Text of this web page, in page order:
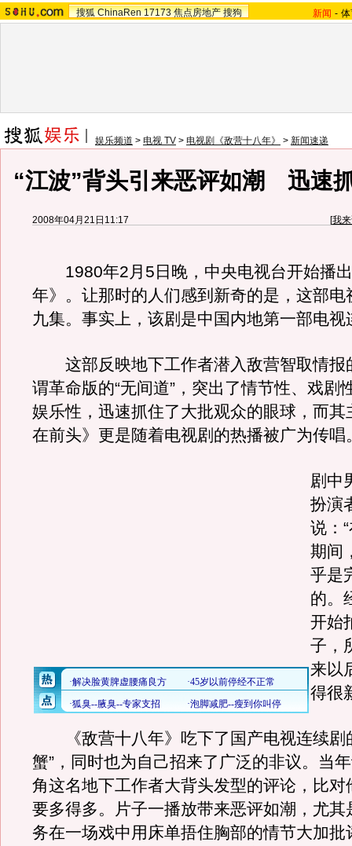
搜狐 ChinaRen 17173 焦点房地产 搜狗 新闻 -
娱乐频道 > 电视 TV > 电视剧《敌营十八年》 > 新闻速递
“江波”背头引来恶评如潮 迅速
2008年04月21日11:17 [我
1980年2月5日晚，中央电视台开始播
年》。让那时的人们感到新奇的是，这部电
九集。事实上，该剧是中国内地第一部电视
这部反映地下工作者潜入敌营智取情报
谓革命版的“无间道”，突出了情节性、戏剧
娱乐性，迅速抓住了大批观众的眼球，而其
在前头》更是随着电视剧的热播被广为传唱
剧中
扮演
说：
期间
乎是
的。
开始
子，
来以
得很
《敌营十八年》吃下了国产电视连续剧
蟹”，同时也为自己招来了广泛的非议。当
角这名地下工作者大背头发型的评论，比对
要多得多。片子一播放带来恶评如潮，尤其
务在一场戏中用床单捂住胸部的情节大加批